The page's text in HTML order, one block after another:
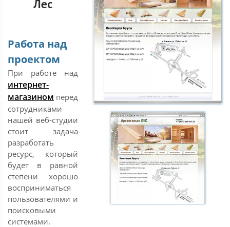
Лес
Работа над
проектом
При работе над
интернет-
магазином перед
сотрудниками
нашей веб-студии
стоит задача
разработать
ресурс, который
будет в равной
степени хорошо
восприниматься
пользователями и
поисковыми
системами.